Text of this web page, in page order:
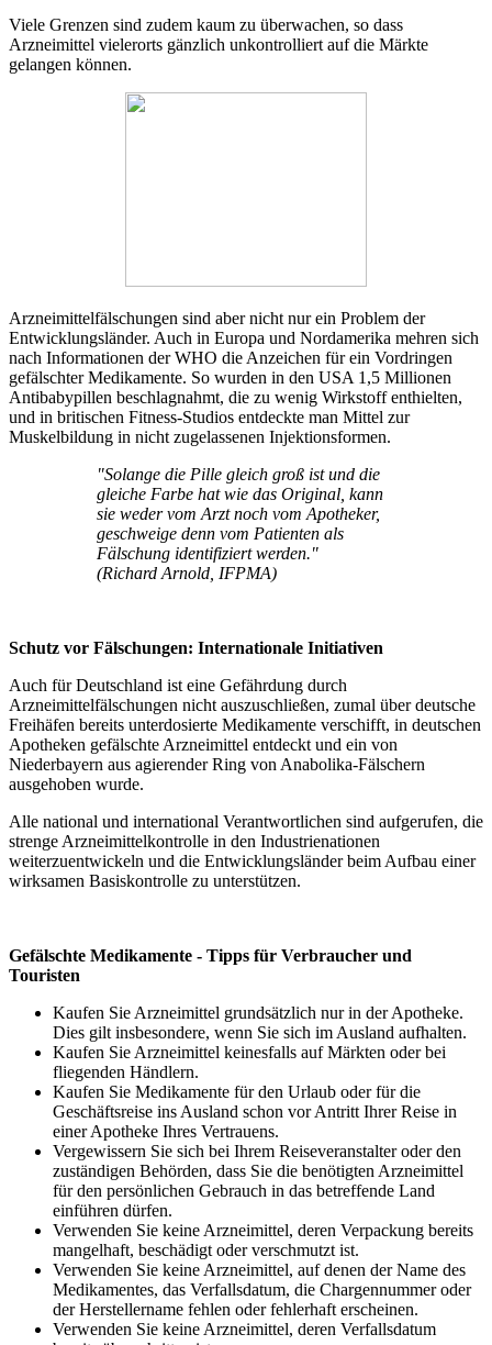
Viele Grenzen sind zudem kaum zu überwachen, so dass
Arzneimittel vielerorts gänzlich unkontrolliert auf die Märkte
gelangen können.
Arzneimittelfälschungen sind aber nicht nur ein Problem der
Entwicklungsländer. Auch in Europa und Nordamerika mehren sich
nach Informationen der WHO die Anzeichen für ein Vordringen
gefälschter Medikamente. So wurden in den USA 1,5 Millionen
Antibabypillen beschlagnahmt, die zu wenig Wirkstoff enthielten,
und in britischen Fitness-Studios entdeckte man Mittel zur
Muskelbildung in nicht zugelassenen Injektionsformen.
"Solange die Pille gleich groß ist und die
gleiche Farbe hat wie das Original, kann
sie weder vom Arzt noch vom Apotheker,
geschweige denn vom Patienten als
Fälschung identifiziert werden."
(Richard Arnold, IFPMA)
Schutz vor Fälschungen: Internationale Initiativen
Auch für Deutschland ist eine Gefährdung durch
Arzneimittelfälschungen nicht auszuschließen, zumal über deutsche
Freihäfen bereits unterdosierte Medikamente verschifft, in deutschen
Apotheken gefälschte Arzneimittel entdeckt und ein von
Niederbayern aus agierender Ring von Anabolika-Fälschern
ausgehoben wurde.
Alle national und international Verantwortlichen sind aufgerufen, die
strenge Arzneimittelkontrolle in den Industrienationen
weiterzuentwickeln und die Entwicklungsländer beim Aufbau einer
wirksamen Basiskontrolle zu unterstützen.
Gefälschte Medikamente - Tipps für Verbraucher und
Touristen
Kaufen Sie Arzneimittel grundsätzlich nur in der Apotheke.
Dies gilt insbesondere, wenn Sie sich im Ausland aufhalten.
Kaufen Sie Arzneimittel keinesfalls auf Märkten oder bei
fliegenden Händlern.
Kaufen Sie Medikamente für den Urlaub oder für die
Geschäftsreise ins Ausland schon vor Antritt Ihrer Reise in
einer Apotheke Ihres Vertrauens.
Vergewissern Sie sich bei Ihrem Reiseveranstalter oder den
zuständigen Behörden, dass Sie die benötigten Arzneimittel
für den persönlichen Gebrauch in das betreffende Land
einführen dürfen.
Verwenden Sie keine Arzneimittel, deren Verpackung bereits
mangelhaft, beschädigt oder verschmutzt ist.
Verwenden Sie keine Arzneimittel, auf denen der Name des
Medikamentes, das Verfallsdatum, die Chargennummer oder
der Herstellername fehlen oder fehlerhaft erscheinen.
Verwenden Sie keine Arzneimittel, deren Verfallsdatum